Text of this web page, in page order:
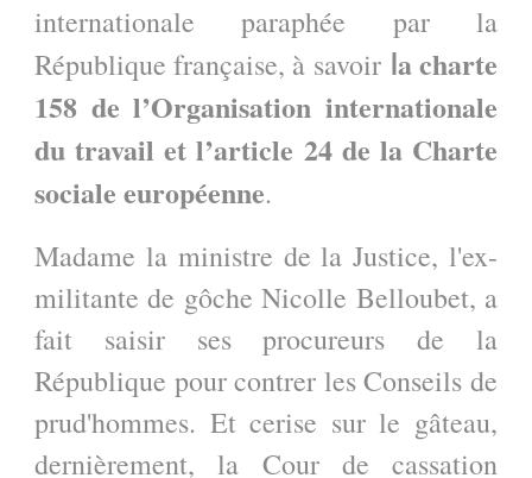
internationale paraphée par la
République française, à savoir a charte
158 de l’Organisation internationale
du travail et l’article 24 de la Charte
sociale européenne.
Madame la ministre de la Justice, l'ex-
militante de gôche Nicolle Belloubet, a
fait saisir ses procureurs de la
République pour contrer les Conseils de
prud'hommes. Et cerise sur le gâteau,
dernièrement, la Cour de cassation